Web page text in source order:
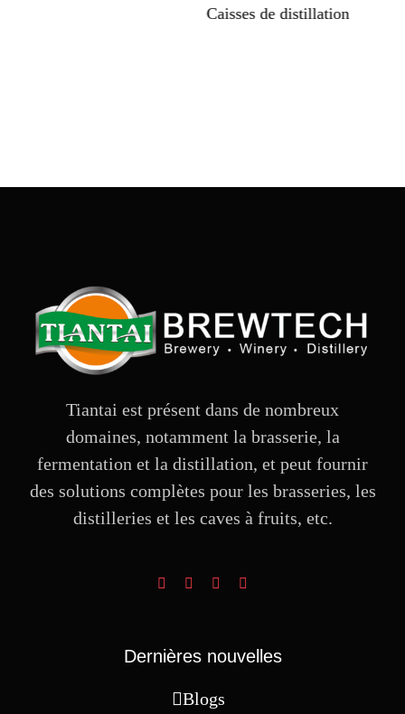
Tiantai est présent dans de nombreux
domaines, notamment la brasserie, la
fermentation et la distillation, et peut fournir
des solutions complètes pour les brasseries, les
distilleries et les caves à fruits, etc.
Dernières nouvelles
Blogs